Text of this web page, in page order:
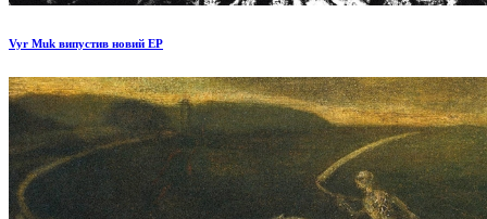
Vyr Muk випустив новий EP